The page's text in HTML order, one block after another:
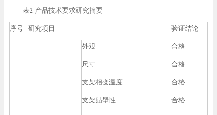
表2 产品技术要求研究摘要
序号 研究项目 验证结论
外观 合格
尺寸 合格
支架相变温度 合格
支架贴壁性 合格